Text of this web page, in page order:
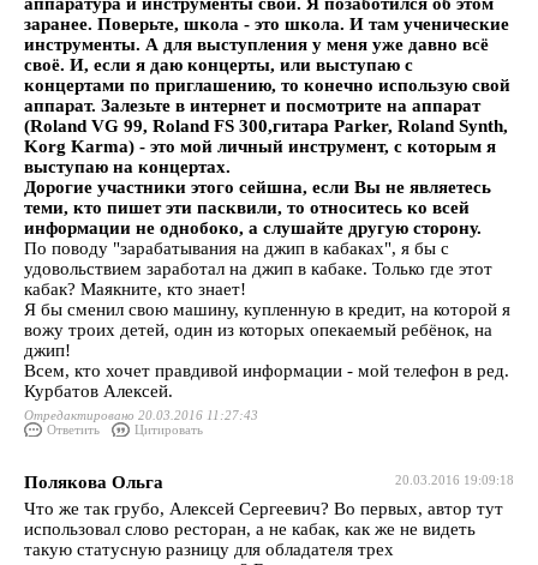
заранее. Поверьте, школа - это школа. И там ученические
инструменты. А для выступления у меня уже давно всё
своё. И, если я даю концерты, или выступаю с
концертами по приглашению, то конечно использую свой
аппарат. Залезьте в интернет и посмотрите на аппарат
(Roland VG 99, Roland FS 300,гитара Parker, Roland Synth,
Korg Karma) - это мой личный инструмент, с которым я
выступаю на концертах.
Дорогие участники этого сейшна, если Вы не являетесь
теми, кто пишет эти пасквили, то относитесь ко всей
информации не однобоко, а слушайте другую сторону.
По поводу "зарабатывания на джип в кабаках", я бы с
удовольствием заработал на джип в кабаке. Только где этот
кабак? Маякните, кто знает!
Я бы сменил свою машину, купленную в кредит, на которой я
вожу троих детей, один из которых опекаемый ребёнок, на
джип!
Всем, кто хочет правдивой информации - мой телефон в ред.
Курбатов Алексей.
Отредактировано 20.03.2016 11:27:43
Ответить
Цитировать
20.03.2016 19:09:18
Полякова Ольга
Что же так грубо, Алексей Сергеевич? Во первых, автор тут
использовал слово ресторан, а не кабак, как же не видеть
такую статусную разницу для обладателя трех